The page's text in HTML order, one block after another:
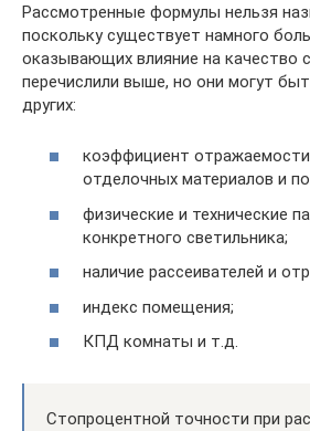
Рассмотренные формулы нельзя
поскольку существует намного
оказывающих влияние на качество
перечислили выше, но они могут
других:
коэффициент
отделочных материалов и
физические и технические
конкретного светильника;
наличие рассеивателей и
индекс помещения;
КПД комнаты и т.д.
Стопроцентной точности при